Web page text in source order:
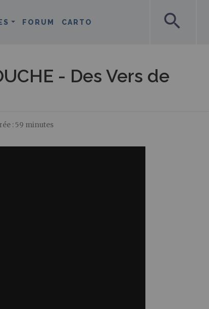
FORUM CARTO search
- Des Vers de
: 59 minutes